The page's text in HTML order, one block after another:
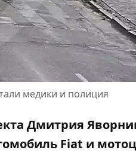
медики и полиция
Дмитрия
Fiat и